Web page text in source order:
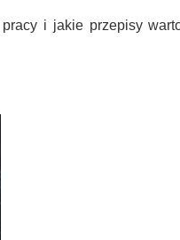
i jakie przepisy